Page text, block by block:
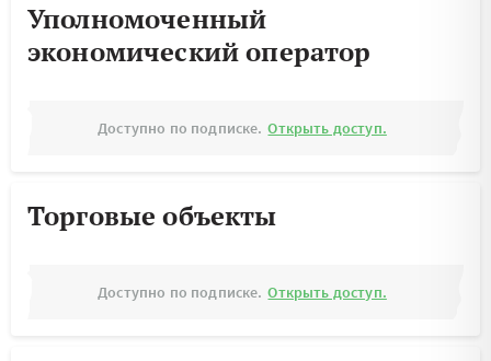
Уполномоченный
экономический оператор
Доступно по подписке. Открыть доступ.
Торговые объекты
Доступно по подписке. Открыть доступ.